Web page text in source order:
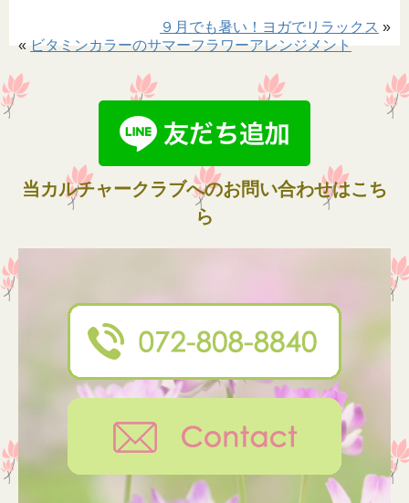
９月でも暑い！ヨガでリラックス »
« ビタミンカラーのサマーフラワーアレンジメント
当カルチャークラブへのお問い合わせはこち
ら